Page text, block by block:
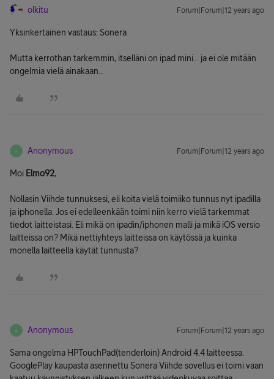
olkitu Forum|Forum|12 years ago
Yksinkertainen vastaus: Sonera
Mutta kerrothan tarkemmin, itselläni on ipad mini... ja ei ole mitään
ongelmia vielä ainakaan...
A Anonymous Forum|Forum|12 years ago
Moi Elmo92,
Nollasin Viihde tunnuksesi, eli koita vielä toimiiko tunnus nyt ipadilla
ja iphonella. Jos ei edelleenkään toimi niin kerro vielä tarkemmat
tiedot laitteistasi. Eli mikä on ipadin/iphonen malli ja mikä iOS versio
laitteissa on? Mikä nettiyhteys laitteissa on käytössä ja kuinka
monella laitteella käytät tunnusta?
A Anonymous Forum|Forum|12 years ago
Sama ongelma HPTouchPad(tenderloin) Android 4.4 laitteessa.
GooglePlay kaupasta asennettu Sonera Viihde sovellus ei toimi vaan